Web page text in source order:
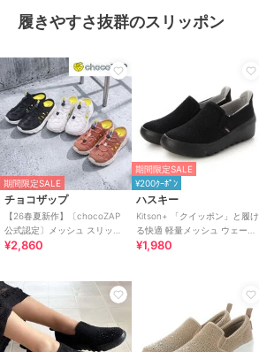
履きやすさ抜群のスリッポン
期間限定SALE
チョコザップ
【26春夏新作】〔chocoZAP
公式認定〕メッシュ スリッポ
ン スニーカーサンダル
¥2,860
期間限定SALE
¥200ｸｰﾎﾟﾝ
ハスキー
Kitson+ 「クイッポン」と履け
る快適 軽量メッシュ ウェーブ
ソール スリッポン スニーカー
¥1,980